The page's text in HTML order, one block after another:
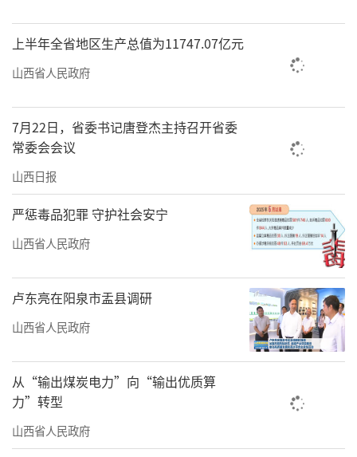
层分类开展分阶段咨询服务：4—5月前置开展
招生政策宣讲、综合评价专项答疑；6—7月集
次报考指导，通过延长服务周期、拓宽覆盖范
围、丰富宣讲形式，持续擦亮官方公益服务品
牌。
线上同步配齐全方位权威服务渠道。一方
面迭代升级省级免费志愿填报辅助系统，完善
位次参考、志愿比对、数据查询等实用功能，
依托官方系统实现科学填报，杜绝付费商业工
具依赖；另一方面联动教育部“阳光志
愿”“智慧小招”等国家级平台，全媒体矩阵
同步推送政策短视频、填报流程、风险警示、
违规举报渠道等权威内容，打通省、市、校信
息传导链路，实现政策宣传全域共享、咨询资
源上下贯通。
上半年全省地区生产总值为11747.07亿元
山西省人民政府
7月22日，省委书记唐登杰主持召开省委
常委会会议
山西日报
严惩毒品犯罪 守护社会安宁
山西省人民政府
卢东亮在阳泉市盂县调研
山西省人民政府
从“输出煤炭电力”向“输出优质算
力”转型
山西省人民政府